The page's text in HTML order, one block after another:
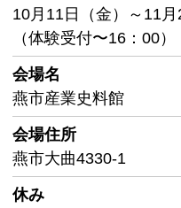
10月11日（金）～11
（体験受付〜16：00）
会場名
燕市産業史料館
会場住所
燕市大曲4330-1
休み